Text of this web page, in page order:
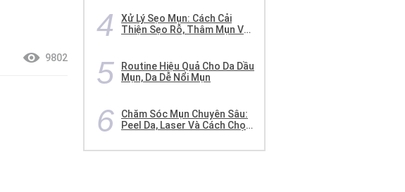
9802
Xử Lý Sẹo Mụn: Cách Cải
Thiện Sẹo Rỗ, Thâm Mụn Và
Routine Hiệu Quả Cho Da Dầu
Mụn, Da Dễ Nổi Mụn
Chăm Sóc Mụn Chuyên Sâu:
Peel Da, Laser Và Cách Chọn